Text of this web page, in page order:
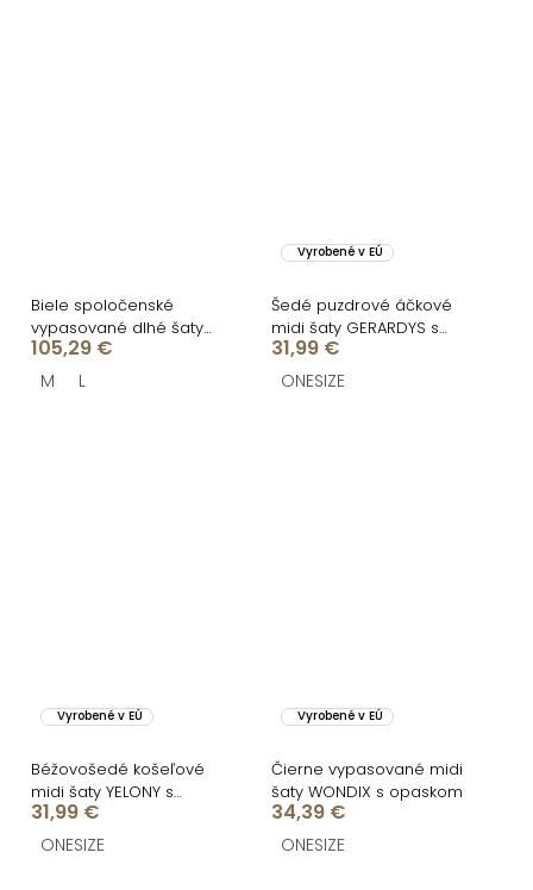
Biele spoločenské
vypasované dlhé šaty
BELSANTE s rázporkom
105,29 €
M L
Vyrobené v EÚ
Šedé puzdrové áčkové
midi šaty GERARDYS s
opaskom
31,99 €
ONESIZE
Vyrobené v EÚ
Béžovošedé košeľové
midi šaty YELONY s
opaskom
31,99 €
ONESIZE
Vyrobené v EÚ
Čierne vypasované midi
šaty WONDIX s opaskom
34,39 €
ONESIZE